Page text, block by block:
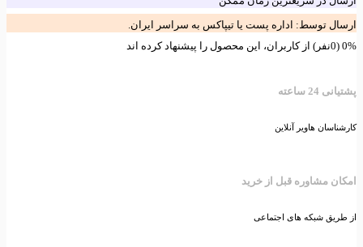
ارسال توسط: اداره پست یا تیپاکس به سراسر ایران.
0% (0نفر) از کاربران، این محصول را پیشنهاد کرده اند
پشتیانی 24 ساعته
کارشناسان هاویر آنلاین
امکان مشاوره قبل از خرید
از طریق شبکه های اجتماعی